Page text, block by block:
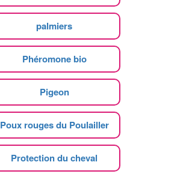
palmiers
Phéromone bio
Pigeon
Poux rouges du Poulailler
Protection du cheval